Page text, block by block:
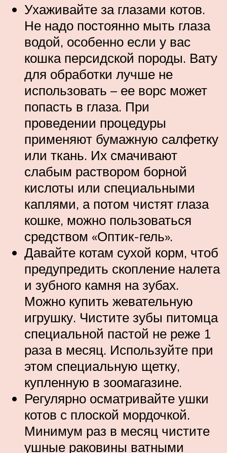
Ухаживайте за глазами котов.
Не надо постоянно мыть глаза
водой, особенно если у вас
кошка персидской породы. Вату
для обработки лучше не
использовать – ее ворс может
попасть в глаза. При
проведении процедуры
применяют бумажную салфетку
или ткань. Их смачивают
слабым раствором борной
кислоты или специальными
каплями, а потом чистят глаза
кошке, можно пользоваться
средством «Оптик-гель».
Давайте котам сухой корм, чтоб
предупредить скопление налета
и зубного камня на зубах.
Можно купить жевательную
игрушку. Чистите зубы питомца
специальной пастой не реже 1
раза в месяц. Используйте при
этом специальную щетку,
купленную в зоомагазине.
Регулярно осматривайте ушки
котов с плоской мордочкой.
Минимум раз в месяц чистите
ушные раковины ватными